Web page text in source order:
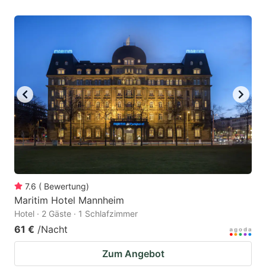
mark
to
get
the
keyboard
shortcuts
for
dates.
mark
get
the
keyboard
shortcuts
for
dates.
7.6 ( Bewertung)
Maritim Hotel Mannheim
Hotel · 2 Gäste · 1 Schlafzimmer
61 € /Nacht
Zum Angebot